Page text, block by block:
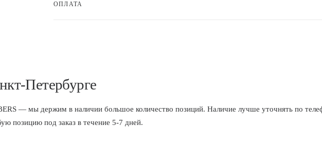
ОПЛАТА
Петербурге
— мы держим в наличии большое количество позиций. Наличие лучше уточнять по
позицию под заказ в течение 5-7 дней.